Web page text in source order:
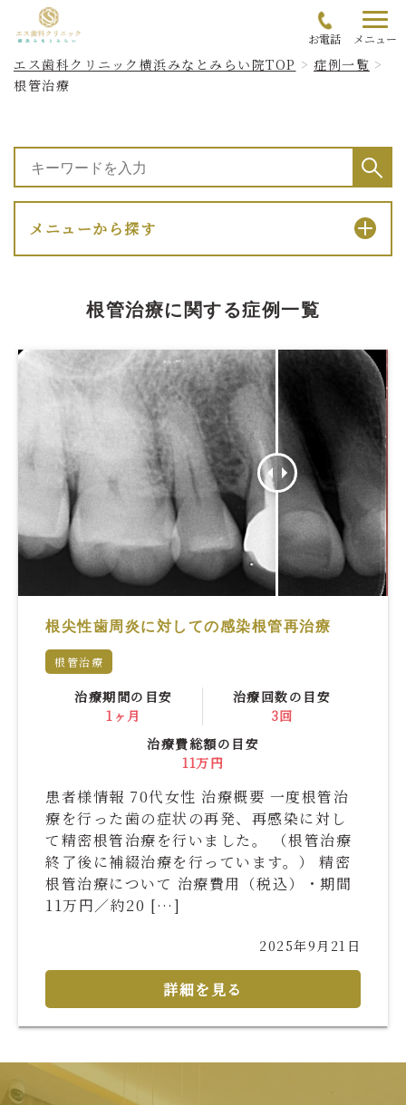
お電話 メニュー
エス歯科クリニック横浜みなとみらい院TOP
症例一覧
根管治療
メニューから探す
根管治療に関する症例一覧
根尖性歯周炎に対しての感染根管再治療
根管治療
治療期間の目安
1ヶ月
治療回数の目安
3回
治療費総額の目安
11万円
患者様情報 70代女性 治療概要 一度根管治
療を行った歯の症状の再発、再感染に対し
て精密根管治療を行いました。 （根管治療
終了後に補綴治療を行っています。） 精密
根管治療について 治療費用（税込）・期間
11万円／約20 […]
2025年9月21日
詳細を見る